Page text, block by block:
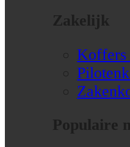
Zakelijk
Koffers
Populaire